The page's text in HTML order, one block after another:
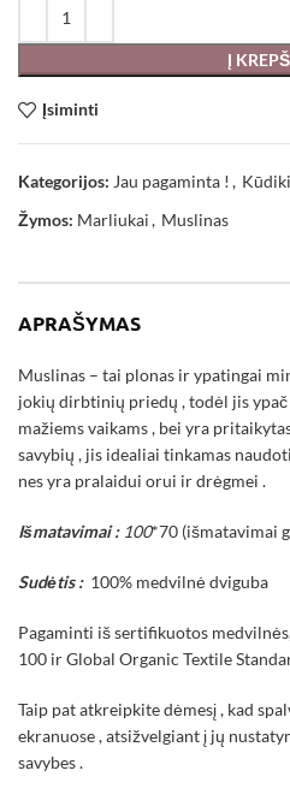
Į
Įsiminti
Kategorijos: Jau pagaminta ! ,
Žymos: Marliukai, Muslinas
APRAŠYMAS
Muslinas – tai plonas ir ypatingai
jokių dirbtinių priedų , todėl jis
mažiems vaikams , bei yra
savybių , jis idealiai tinkamas
nes yra pralaidui orui ir drėgmei .
Išmatavimai : 100*70 (išmatavimai
Sudėtis : 100% medvilnė dviguba
Pagaminti iš sertifikuotos
100 ir Global Organic Textile
Taip pat atkreipkite dėmesį , kad
ekranuose , atsižvelgiant į jų
savybes .